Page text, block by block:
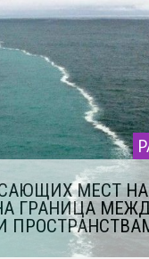
МЕСТ
ГРАНИЦА